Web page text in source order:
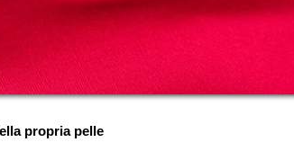
propria pelle